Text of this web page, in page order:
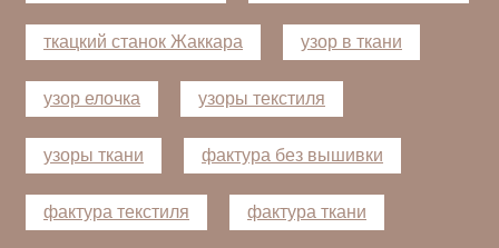
ткацкий станок Жаккара узор в ткани
узор елочка узоры текстиля
узоры ткани фактура без вышивки
фактура текстиля фактура ткани